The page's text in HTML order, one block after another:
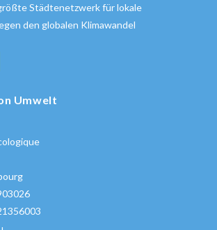
Städtenetzwerk für lokale
den globalen Klimawandel
Umwelt